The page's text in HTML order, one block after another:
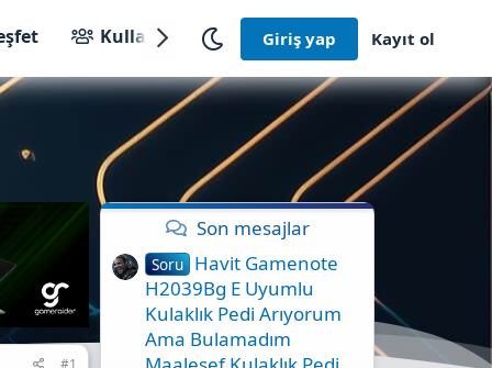
Kullanıcılar Giriş yap Kayıt ol
#1
Son mesajlar
Soru Havit Gamenote
H2039Bg E Uyumlu
Kulaklık Pedi Arıyorum
Ama Bulamadım